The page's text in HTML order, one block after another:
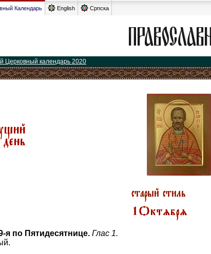
Календарь English Српска
Церковный календарь 2020
я по Пятидесятнице. Глас 1.